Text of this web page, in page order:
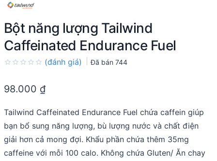
Bột năng lượng Tailwind
Caffeinated Endurance Fuel
out
(đánh giá) Đã bán 744
98.000 ₫
Tailwind Caffeinated Endurance Fuel chứa caffein giúp
bạn bổ sung năng lượng, bù lượng nước và chất điện
giải hơn cả mong đợi. Khẩu phần chứa thêm 35mg
caffeine với mỗi 100 calo. Không chứa Gluten/ Ăn chay